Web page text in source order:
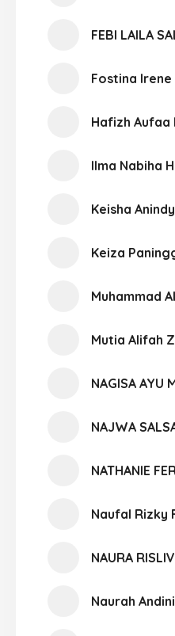
FEBI LAILA
Fostina
Hafizh Aufaa
Ilma Nabiha
Keisha
Keiza
Muhammad
Mutia Alifah
NAGISA AYU
NAJWA
NATHANIE
Naufal Rizky
NAURA
Naurah